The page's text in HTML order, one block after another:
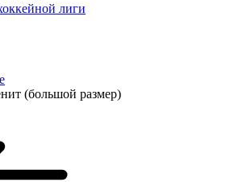
лиги
(большой размер)